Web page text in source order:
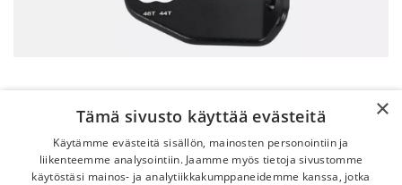
×
Tämä sivusto käyttää evästeitä
Käytämme evästeitä sisällön, mainosten personointiin ja
liikenteemme analysointiin. Jaamme myös tietoja sivustomme
käytöstäsi mainos- ja analytiikkakumppaneidemme kanssa, jotka